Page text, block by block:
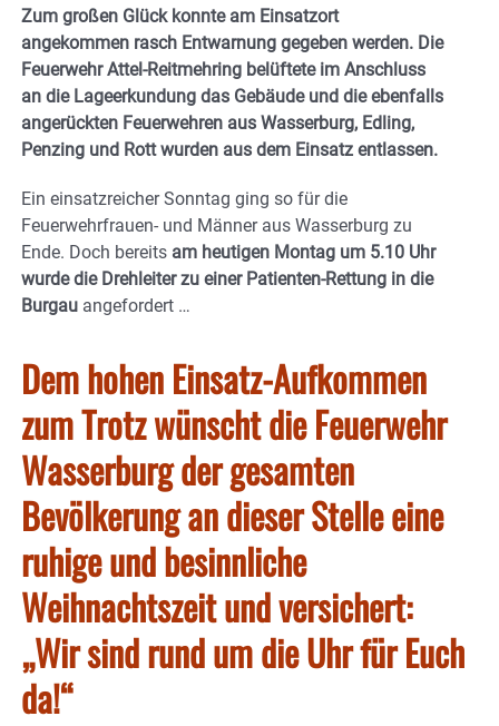
Zum großen Glück konnte am Einsatzort
angekommen rasch Entwarnung gegeben werden. Die
Feuerwehr Attel-Reitmehring belüftete im Anschluss
an die Lageerkundung das Gebäude und die ebenfalls
angerückten Feuerwehren aus Wasserburg, Edling,
Penzing und Rott wurden aus dem Einsatz entlassen.
Ein einsatzreicher Sonntag ging so für die
Feuerwehrfrauen- und Männer aus Wasserburg zu
Ende. Doch bereits am heutigen Montag um 5.10 Uhr
wurde die Drehleiter zu einer Patienten-Rettung in die
Burgau angefordert …
Dem hohen Einsatz-Aufkommen
zum Trotz wünscht die Feuerwehr
Wasserburg der gesamten
Bevölkerung an dieser Stelle eine
ruhige und besinnliche
Weihnachtszeit und versichert:
„Wir sind rund um die Uhr für Euch
da!“